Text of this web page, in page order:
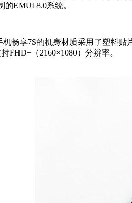
EMUI 8.0系统。
享7S的机身材质采用了塑料贴
FHD+（2160×1080）分辨率。